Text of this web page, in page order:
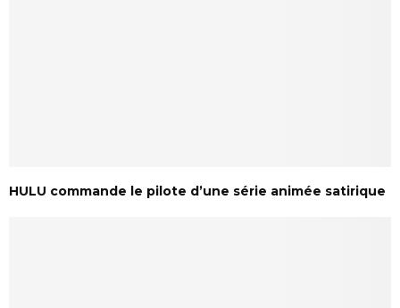
HULU commande le pilote d’une série animée satirique